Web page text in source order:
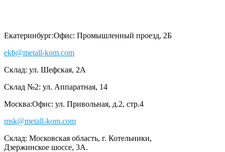
Екатеринбург:Офис: Промышленный проезд, 2Б
ekb@metall-kom.com
Склад: ул. Шефская, 2А
Склад №2: ул. Аппаратная, 14
Москва:Офис: ул. Привольная, д.2, стр.4
msk@metall-kom.com
Склад: Московская область, г. Котельники,
Дзержинское шоссе, 3А.